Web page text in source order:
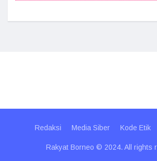
Redaksi Media Siber Kode Etik
Rakyat Borneo © 2024. All rights